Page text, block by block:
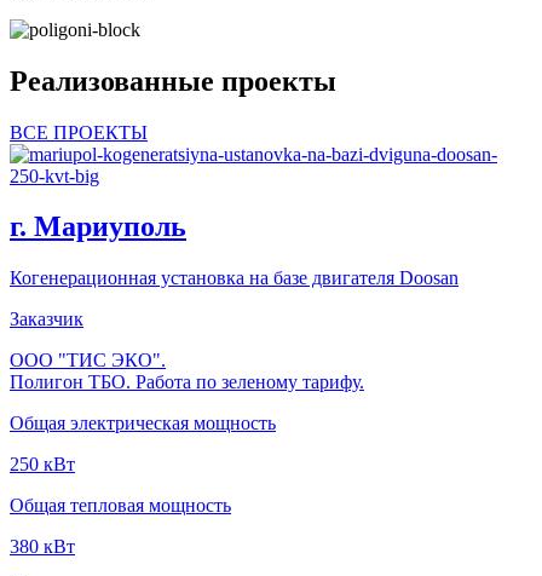
Реализованные проекты
ВСЕ ПРОЕКТЫ
г. Мариуполь
Когенерационная установка на базе двигателя Doosan
Заказчик
ООО "ТИС ЭКО".
Полигон ТБО. Работа по зеленому тарифу.
Общая электрическая мощность
250 кВт
Общая тепловая мощность
380 кВт